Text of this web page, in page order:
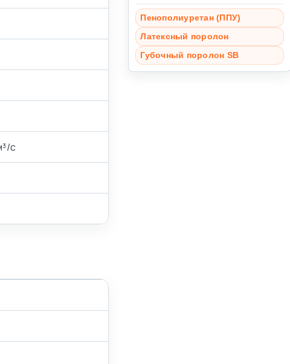
с
Пенополиуретан (ППУ)
Латексный поролон
Губочный поролон SB